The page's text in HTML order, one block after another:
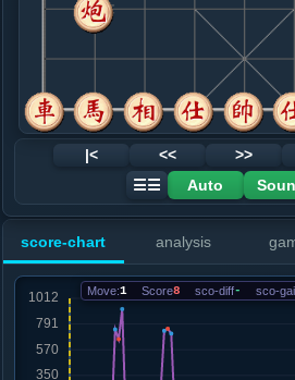
10. 马八进七
红+8
.....车２进２
红+15
砲
红+10
.....车２平６
红+56
砲
12. 车四进四
红+57
红+62
13. 车一平四
红+57
兵
.....车９平４
红+733
马
15. 炮二平四
.....车４进３
16. 兵一进一
|< << >>
☰☰
Auto
score-chart analysis
Move:1 Score8 sco-diff- sco-